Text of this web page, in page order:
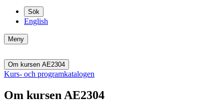
Sök
English
Meny
Om kursen AE2304
Kurs- och programkatalogen
Om kursen AE2304